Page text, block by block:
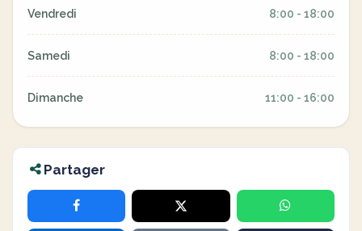
Vendredi 8:00 - 18:00
Samedi 8:00 - 18:00
Dimanche 11:00 - 16:00
Partager